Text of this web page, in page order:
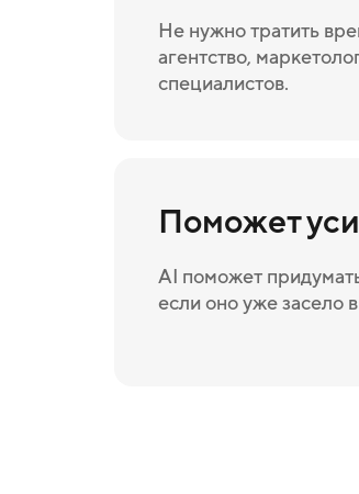
Не нужно тратить
агентство,
специалистов.
Поможет
AI поможет
если оно уже засело